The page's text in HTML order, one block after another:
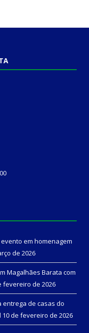
em homenagem
de 2026
Magalhães Barata com
fevereiro de 2026
de casas do
10 de fevereiro de 2026